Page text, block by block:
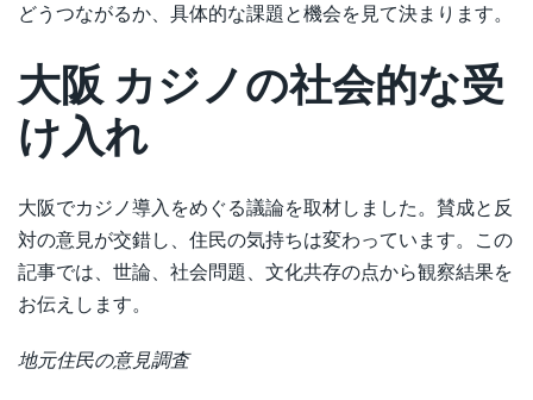
どうつながるか、具体的な課題と機会を見て決まります。
大阪 カジノの社会的な受
け入れ
大阪でカジノ導入をめぐる議論を取材しました。賛成と反
対の意見が交錯し、住民の気持ちは変わっています。この
記事では、世論、社会問題、文化共存の点から観察結果を
お伝えします。
地元住民の意見調査